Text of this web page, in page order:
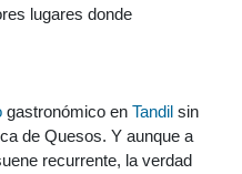
lugares donde
gastronómico en Tandil sin
de Quesos. Y aunque a
recurrente, la verdad